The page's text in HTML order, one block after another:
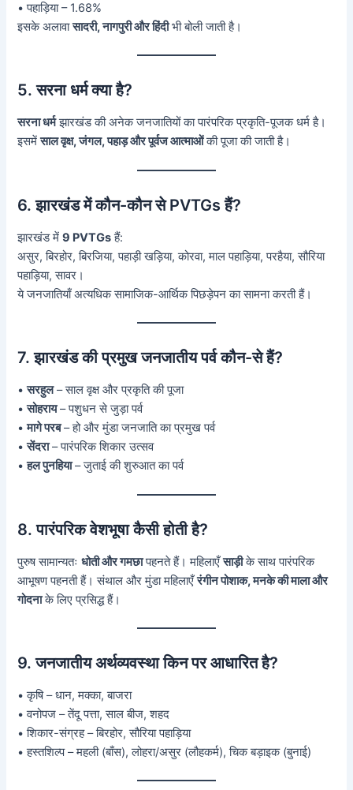
• पहाड़िया – 1.68%
इसके अलावासादरी, नागपुरी और हिंदीभी बोली जाती है।
5. सरना धर्म क्या है?
सरना धर्मझारखंड की अनेक जनजातियों का पारंपरिक प्रकृति-पूजक धर्म है।
इसमेंसाल वृक्ष, जंगल, पहाड़ और पूर्वज आत्माओंकी पूजा की जाती है।
6. झारखंड में कौन-कौन से PVTGs हैं?
झारखंड में9 PVTGsहैं:
असुर, बिरहोर, बिरजिया, पहाड़ी खड़िया, कोरवा, माल पहाड़िया, परहैया, सौरिया
पहाड़िया, सावर।
ये जनजातियाँ अत्यधिक सामाजिक-आर्थिक पिछड़ेपन का सामना करती हैं।
7. झारखंड की प्रमुख जनजातीय पर्व कौन-से हैं?
•सरहुल– साल वृक्ष और प्रकृति की पूजा
•सोहराय– पशुधन से जुड़ा पर्व
•मागे परब– हो और मुंडा जनजाति का प्रमुख पर्व
•सेंदरा– पारंपरिक शिकार उत्सव
•हल पुनहिया– जुताई की शुरुआत का पर्व
8. पारंपरिक वेशभूषा कैसी होती है?
पुरुष सामान्यतःधोती और गमछापहनते हैं। महिलाएँसाड़ीके साथ पारंपरिक
आभूषण पहनती हैं। संथाल और मुंडा महिलाएँरंगीन पोशाक, मनके की माला और
गोदनाके लिए प्रसिद्ध हैं।
9. जनजातीय अर्थव्यवस्था किन पर आधारित है?
• कृषि – धान, मक्का, बाजरा
• वनोपज – तेंदू पत्ता, साल बीज, शहद
• शिकार-संग्रह – बिरहोर, सौरिया पहाड़िया
• हस्तशिल्प – महली (बाँस), लोहरा/असुर (लौहकर्म), चिक बड़ाइक (बुनाई)